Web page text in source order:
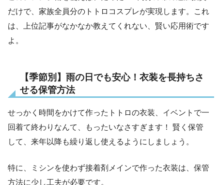
だけで、家族全員分のトトロコスプレが実現します。これ
は、上位記事がなかなか教えてくれない、賢い応用術です
よ。
【季節別】雨の日でも安心！衣装を長持ちさ
せる保管方法
せっかく時間をかけて作ったトトロの衣装、イベントで一
回着て終わりなんて、もったいなさすぎます！ 賢く保管
して、来年以降も繰り返し使えるようにしましょう。
特に、ミシンを使わず接着剤メインで作った衣装は、保管
方法に少し工夫が必要です。